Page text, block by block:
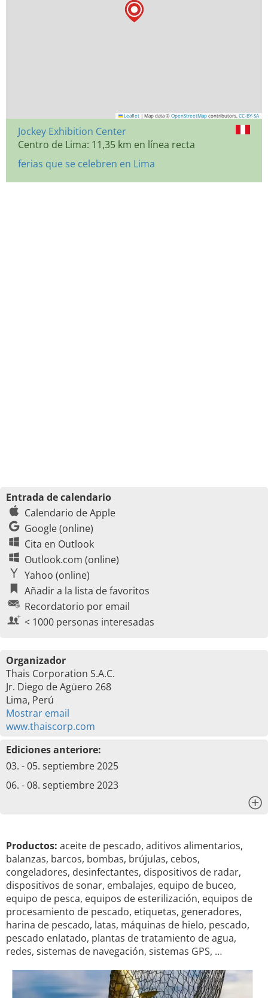
Leaflet | Map data © OpenStreetMap contributors, CC-BY-SA
Jockey Exhibition Center
Centro de Lima: 11,35 km en línea recta
ferias que se celebren en Lima
Entrada de calendario
Calendario de Apple
Google (online)
Cita en Outlook
Outlook.com (online)
Yahoo (online)
Añadir a la lista de favoritos
Recordatorio por email
< 1000 personas interesadas
Organizador
Thais Corporation S.A.C.
Jr. Diego de Agüero 268
Lima, Perú
Mostrar email
www.thaiscorp.com
Ediciones anteriore:
03. - 05. septiembre 2025
06. - 08. septiembre 2023
Productos: aceite de pescado, aditivos alimentarios,
balanzas, barcos, bombas, brújulas, cebos,
congeladores, desinfectantes, dispositivos de radar,
dispositivos de sonar, embalajes, equipo de buceo,
equipo de pesca, equipos de esterilización, equipos de
procesamiento de pescado, etiquetas, generadores,
harina de pescado, latas, máquinas de hielo, pescado,
pescado enlatado, plantas de tratamiento de agua,
redes, sistemas de navegación, sistemas GPS, …